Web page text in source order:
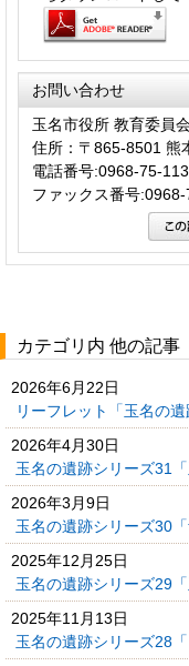
お問い合わせ
玉名市役所 教育委員
住所：〒865-8501 熊
電話番号:0968-75-
ファックス番号
カテゴリ内 他の記事
2026年6月22日
リーフレット「玉名の
2026年4月30日
玉名の遺跡シリーズ31
2026年3月9日
玉名の遺跡シリーズ30
2025年12月25日
玉名の遺跡シリーズ29
2025年11月13日
玉名の遺跡シリーズ28